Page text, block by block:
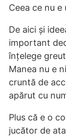
Ceea ce nu e
De aici și
important
înțelege
Manea nu e
cruntă de
apărut cu
Plus că e o
jucător de